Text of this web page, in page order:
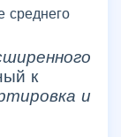
среднего
к
и